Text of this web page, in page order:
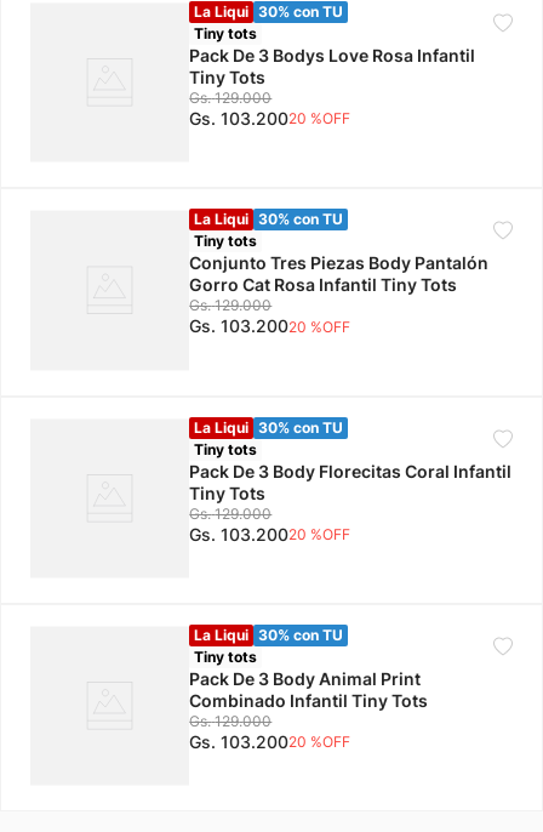
La Liqui 30% con TU
Tiny tots
Pack De 3 Bodys Love Rosa Infantil
Tiny Tots
Gs. 129.000
Gs. 103.20020 %OFF
La Liqui 30% con TU
Tiny tots
Conjunto Tres Piezas Body Pantalón
Gorro Cat Rosa Infantil Tiny Tots
Gs. 129.000
Gs. 103.20020 %OFF
La Liqui 30% con TU
Tiny tots
Pack De 3 Body Florecitas Coral Infantil
Tiny Tots
Gs. 129.000
Gs. 103.20020 %OFF
La Liqui 30% con TU
Tiny tots
Pack De 3 Body Animal Print
Combinado Infantil Tiny Tots
Gs. 129.000
Gs. 103.20020 %OFF